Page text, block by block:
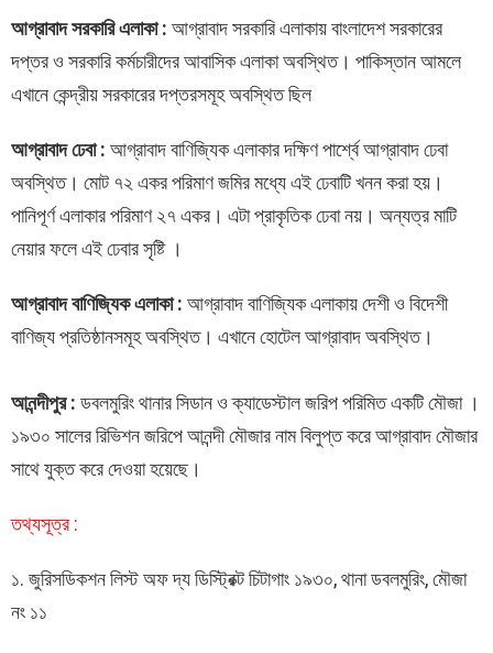
আগ্রাবাদ সরকারি এলাকা : আগ্রাবাদ সরকারি এলাকায় বাংলাদেশ সরকারের
দপ্তর ও সরকারি কর্মচারীদের আবাসিক এলাকা অবস্থিত। পাকিস্তান আমলে
এখানে কেন্দ্রীয় সরকারের দপ্তরসমূহ অবস্থিত ছিল
আগ্রাবাদ ঢেবা : আগ্রাবাদ বাণিজ্যিক এলাকার দক্ষিণ পার্শ্বে আগ্রাবাদ ঢেবা
অবস্থিত। মোট ৭২ একর পরিমাণ জমির মধ্যে এই ঢেবাটি খনন করা হয়।
পানিপূর্ণ এলাকার পরিমাণ ২৭ একর। এটা প্রাকৃতিক ঢেবা নয়। অন্যত্র মাটি
নেয়ার ফলে এই ঢেবার সৃষ্টি ।
আগ্রাবাদ বাণিজ্যিক এলাকা : আগ্রাবাদ বাণিজ্যিক এলাকায় দেশী ও বিদেশী
বাণিজ্য প্রতিষ্ঠানসমূহ অবস্থিত। এখানে হোটেল আগ্রাবাদ অবস্থিত।
আনন্দীপুর : ডবলমুরিং থানার সিডান ও ক্যাডেস্টাল জরিপ পরিমিত একটি মৌজা ।
১৯৩০ সালের রিভিশন জরিপে আনন্দী মৌজার নাম বিলুপ্ত করে আগ্রাবাদ মৌজার
সাথে যুক্ত করে দেওয়া হয়েছে।
তথ্যসূত্র :
১. জুরিসডিকশন লিস্ট অফ দ্য ডিস্ট্রিক্ট চিটাগাং ১৯৩০, থানা ডবলমুরিং, মৌজা
নং ১১